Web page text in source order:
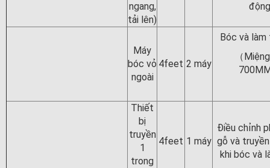
ngang,
tải lên)
động
Máy
bóc vỏ
ngoài
4feet 2 máy
Bóc và làm
（
Thiết
bị
truyền
1
trong
4feet 1 máy
Điều chỉnh
gỗ và
khi bóc và